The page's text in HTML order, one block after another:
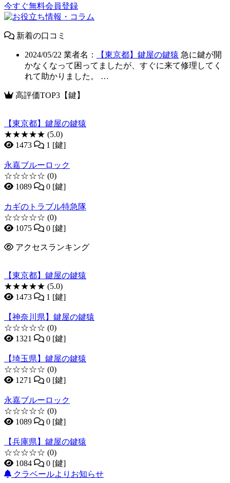
今すぐ無料会員登録
新着の口コミ
2024/05/22 業者名： 【東京都】鍵屋の鍵猿 急に鍵が開
かなくなって困ってましたが、すぐに来て修理してく
れて助かりました。 …
高評価TOP3【鍵】
【東京都】鍵屋の鍵猿
★★★★★ (5.0)
1473
1 [鍵]
永嘉ブルーロック
☆☆☆☆☆ (0)
1089
0 [鍵]
カギのトラブル特急隊
☆☆☆☆☆ (0)
1075
0 [鍵]
アクセスランキング
【東京都】鍵屋の鍵猿
★★★★★ (5.0)
1473
1 [鍵]
【神奈川県】鍵屋の鍵猿
☆☆☆☆☆ (0)
1321
0 [鍵]
【埼玉県】鍵屋の鍵猿
☆☆☆☆☆ (0)
1271
0 [鍵]
永嘉ブルーロック
☆☆☆☆☆ (0)
1089
0 [鍵]
【兵庫県】鍵屋の鍵猿
☆☆☆☆☆ (0)
1084
0 [鍵]
クラベールよりお知らせ